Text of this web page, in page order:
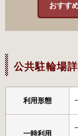
おすす
公共駐輪場
利用形態
一時利用